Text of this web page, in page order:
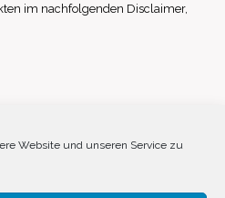
Website und unseren Service zu
im nachfolgenden Disclaimer,
Disclaimer